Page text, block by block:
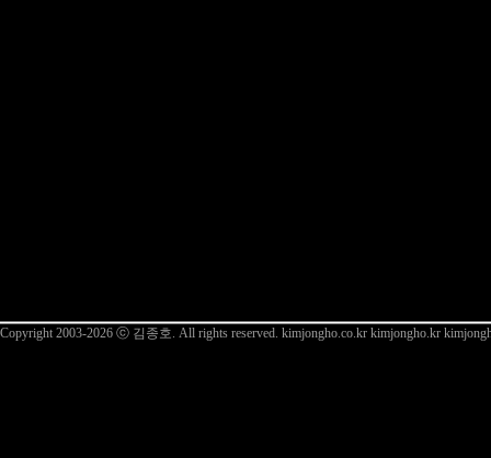
Copyright 2003-2026 ⓒ 김종호. All rights reserved. kimjongho.co.kr kimjongho.kr